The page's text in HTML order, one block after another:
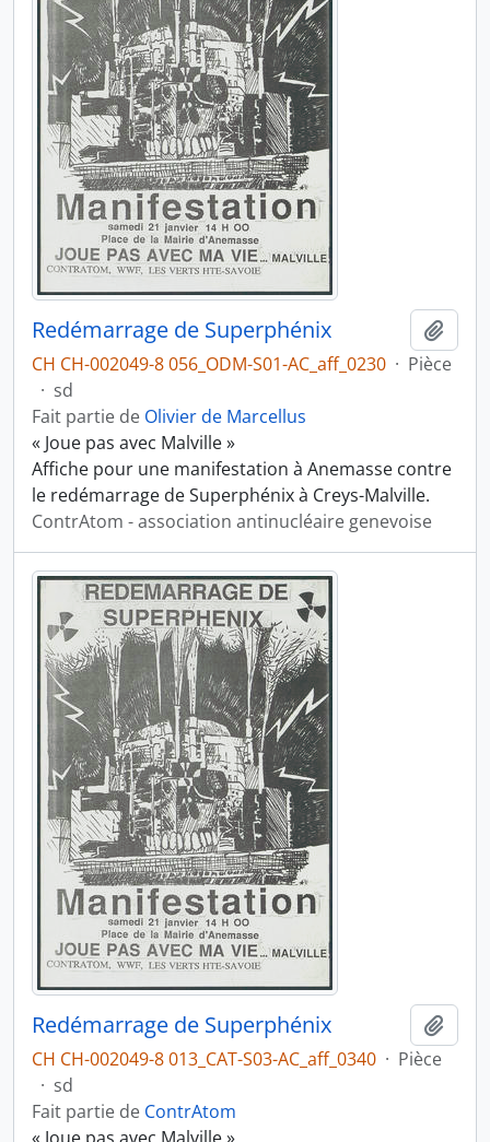
Redémarrage de Superphénix
CH CH-002049-8 056_ODM-S01-AC_aff_0230 · Pièce
· sd
Fait partie de Olivier de Marcellus
« Joue pas avec Malville »
Affiche pour une manifestation à Anemasse contre
le redémarrage de Superphénix à Creys-Malville.
ContrAtom - association antinucléaire genevoise
Redémarrage de Superphénix
CH CH-002049-8 013_CAT-S03-AC_aff_0340 · Pièce
· sd
Fait partie de ContrAtom